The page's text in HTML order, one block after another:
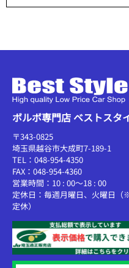
ボルボ専門店 ベストスタ
〒343-0825
埼玉県越谷市大成町7-189-1
TEL：048-954-4350
FAX：048-954-4360
営業時間：10 : 00～18 : 00
定休日：毎週月曜日、火曜日
定休）